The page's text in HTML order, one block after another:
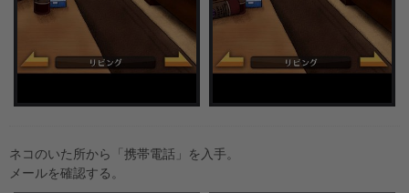
ネコのいた所から「携帯電話」を入手。
メールを確認する。